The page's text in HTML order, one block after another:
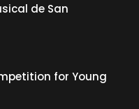
de San
for Young